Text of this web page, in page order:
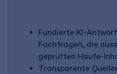
Fundierte KI-
Fachfragen, die
geprüften Haufe-
Transparente